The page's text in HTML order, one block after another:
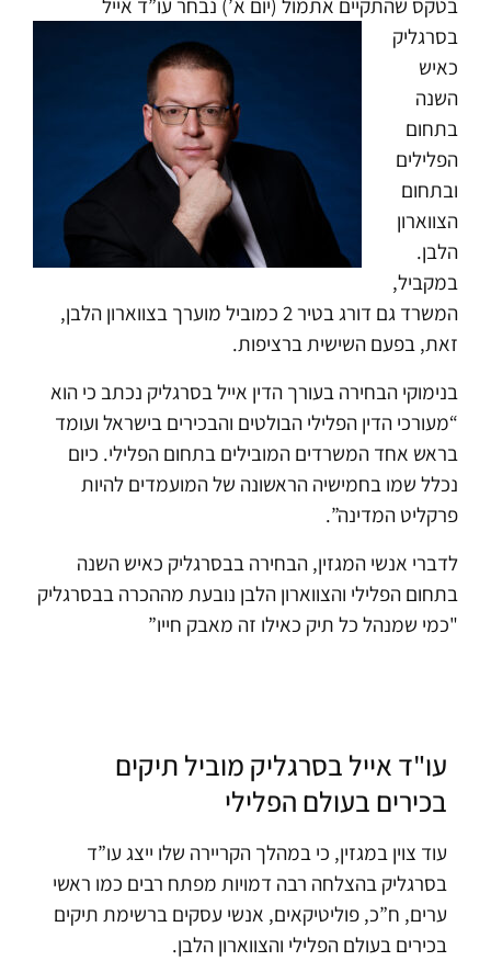
בסרגליק
כאיש
השנה
בתחום
הפלילים
ובתחום
הצווארון
הלבן.
במקביל,
המשרד גם דורג בטיר 2 כמוביל מוערך בצווארון הלבן,
זאת, בפעם השישית ברציפות.
בנימוקי הבחירה בעורך הדין אייל בסרגליק נכתב כי הוא
“מעורכי הדין הפלילי הבולטים והבכירים בישראל ועומד
בראש אחד המשרדים המובילים בתחום הפלילי. כיום
נכלל שמו בחמישיה הראשונה של המועמדים להיות
פרקליט המדינה”.
לדברי אנשי המגזין, הבחירה בבסרגליק כאיש השנה
בתחום הפלילי והצווארון הלבן נובעת מההכרה בבסרגליק
"כמי שמנהל כל תיק כאילו זה מאבק חייו”
עו"ד אייל בסרגליק מוביל תיקים
בכירים בעולם הפלילי
עוד צוין במגזין, כי במהלך הקריירה שלו ייצג עו”ד
בסרגליק בהצלחה רבה דמויות מפתח רבים כמו ראשי
ערים, ח”כ, פוליטיקאים, אנשי עסקים ברשימת תיקים
בכירים בעולם הפלילי והצווארון הלבן.